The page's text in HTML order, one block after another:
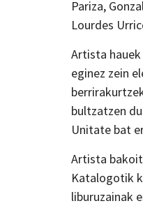
Pariza,
Lourdes
Artista
eginez zein
bultzatzen
Unitate bat
Artista
Katalogotik
liburuzainak